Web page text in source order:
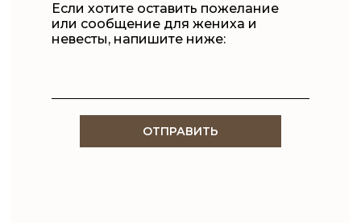
Если хотите оставить пожелание
или сообщение для жениха и
невесты, напишите ниже:
ОТПРАВИТЬ